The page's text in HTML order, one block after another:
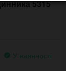
5315
У наявності